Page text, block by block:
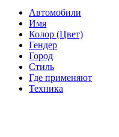
Автомобили
Имя
Колор (Цвет)
Гендер
Город
Стиль
Где применяют
Техника